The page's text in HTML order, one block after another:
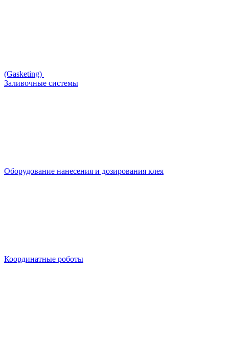
(Gasketing)
Заливочные системы
Оборудование нанесения и дозирования клея
Координатные роботы